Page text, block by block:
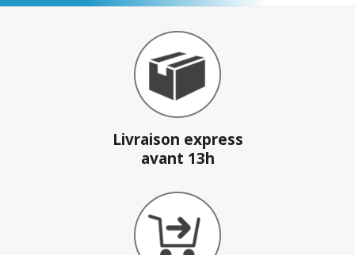
Livraison express
avant 13h